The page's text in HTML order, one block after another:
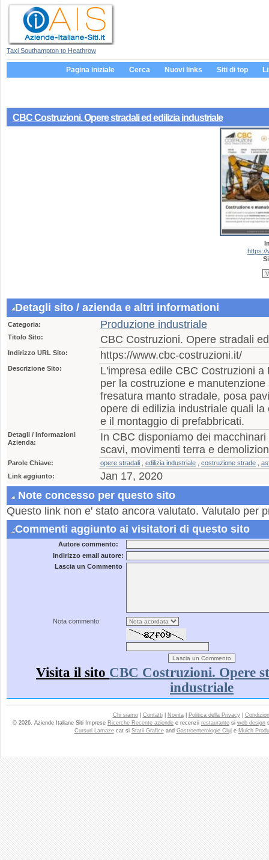
Taxi Southampton to Heathrow
Pagina iniziale Cerca Nuovi links Siti di top
CBC Costruzioni. Opere stradali ed edilizia industriale
https://
Detagli sito / azienda e altri informationi
Categoria: Produzione industriale
Titolo Sito: CBC Costruzioni. Opere stradali
Indirizzo URL Sito: https://www.cbc-costruzioni.it/
Descrizione Sito:
L'impresa edile CBC Costruzioni
per la costruzione e
fresatura manto stradale, posa
opere di edilizia industriale quali
e il montaggio di prefabbricati.
Detagli / Informazioni
Azienda:
In CBC disponiamo dei
scavi, movimenti terra e
Parole Chiave: opere stradali edilizia industriale costruzione strade
Link aggiunto:
Jan 17, 2020
Note concesso per questo sito
Questo link non e' stato ancora valutato. Valutalo per
Commenti aggiunto ai visitatori di questo sito
Autore commento:
Indirizzo email autore:
Lascia un Commento
Nota commento:
Visita il sito CBC Costruzioni. Opere
industriale
Chi siamo| Contatti| Novita| Politica della Privacy|
© 2026. Aziende Italiane Siti Imprese Ricerche Recente aziende e recenzii restaurante si web design
Cursuri Lamazecat si Statii Graficeand Gastroenterologie Cluje Mulch